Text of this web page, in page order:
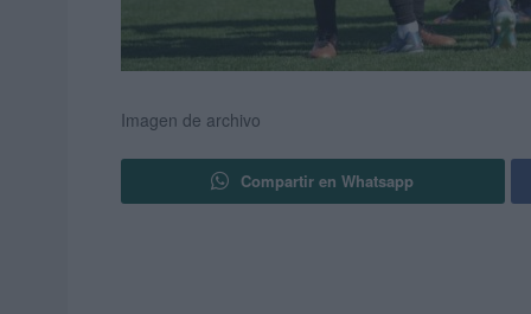
Imagen de archivo
Compartir en Whatsapp